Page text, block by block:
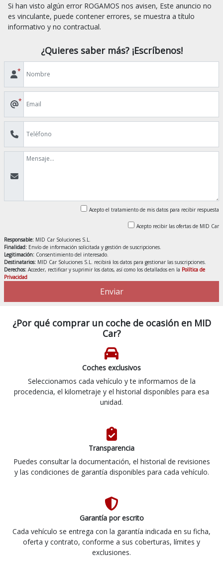
Si han visto algún error ROGAMOS nos avisen, Este anuncio no
es vinculante, puede contener errores, se muestra a título
¿Quieres saber más? ¡Escríbenos!
*
*
Acepto el tratamiento de mis datos para recibir respuesta
Acepto recibir las ofertas de MID Car
Responsable: MID Car Soluciones S.L.
Finalidad: Envío de información solicitada y gestión de suscripciones.
Legitimación: Consentimiento del interesado.
Destinatarios: MID Car Soluciones S.L. recibirá los datos para gestionar las suscripciones.
Derechos: Acceder, rectificar y suprimir los datos, así como los detallados en la Política de
Privacidad
Enviar
¿Por qué comprar un coche de ocasión en MID
Car?
Coches exclusivos
Seleccionamos cada vehículo y te informamos de la
procedencia, el kilometraje y el historial disponibles para esa
unidad.
Transparencia
Puedes consultar la documentación, el historial de revisiones
y las condiciones de garantía disponibles para cada vehículo.
Garantía por escrito
Cada vehículo se entrega con la garantía indicada en su ficha,
oferta y contrato, conforme a sus coberturas, límites y
exclusiones.